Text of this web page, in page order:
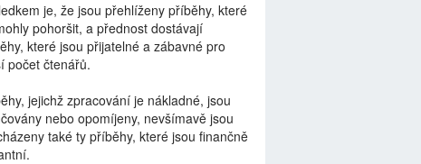
je, že jsou přehlíženy příběhy, které
pohoršit, a přednost dostávají
které jsou přijatelné a zábavné pro
počet čtenářů.
jejichž zpracování je nákladné, jsou
nebo opomíjeny, nevšímavě jsou
také ty příběhy, které jsou finančně